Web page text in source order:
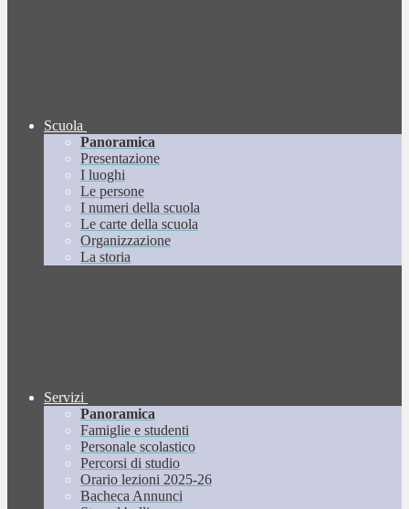
Scuola
Panoramica
Presentazione
I luoghi
Le persone
I numeri della scuola
Le carte della scuola
Organizzazione
La storia
Servizi
Panoramica
Famiglie e studenti
Personale scolastico
Percorsi di studio
Orario lezioni 2025-26
Bacheca Annunci